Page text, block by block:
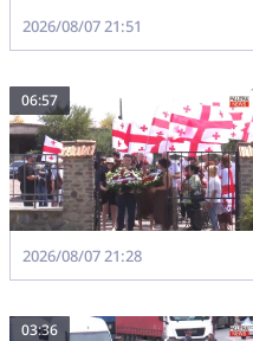
2026/08/07 21:51
06:57
2026/08/07 21:28
03:36